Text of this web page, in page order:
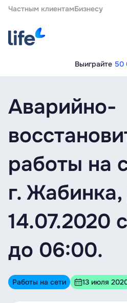
Частным клиентамБизнесу
Выиграйте 50
Аварийно-
работы на
г.
14.07.2020
до 06:00.
Работы на сети 13 июля